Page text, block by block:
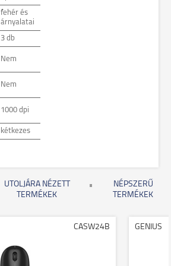
fehér és
árnyalatai
3 db
Nem
Nem
1000 dpi
kétkezes
UTOLJÁRA NÉZETT
TERMÉKEK
NÉPSZERŰ
TERMÉKEK
CASW24B GENIUS